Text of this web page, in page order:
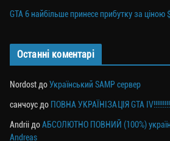
GTA 6 найбільше принесе прибутку за
Останні коментарі
NordostдоУкраїнський SAMP сервер
санчоусдо ПОВНА УКРАЇНІЗАЦІЯ GTA
AndriiдоАБСОЛЮТНО ПОВНИЙ (100%)
Andreas